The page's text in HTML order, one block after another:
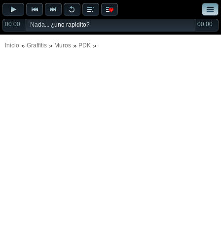
00:00 Nada... ¿uno rapidito? 00:00
Inicio Graffitis Muros PDK